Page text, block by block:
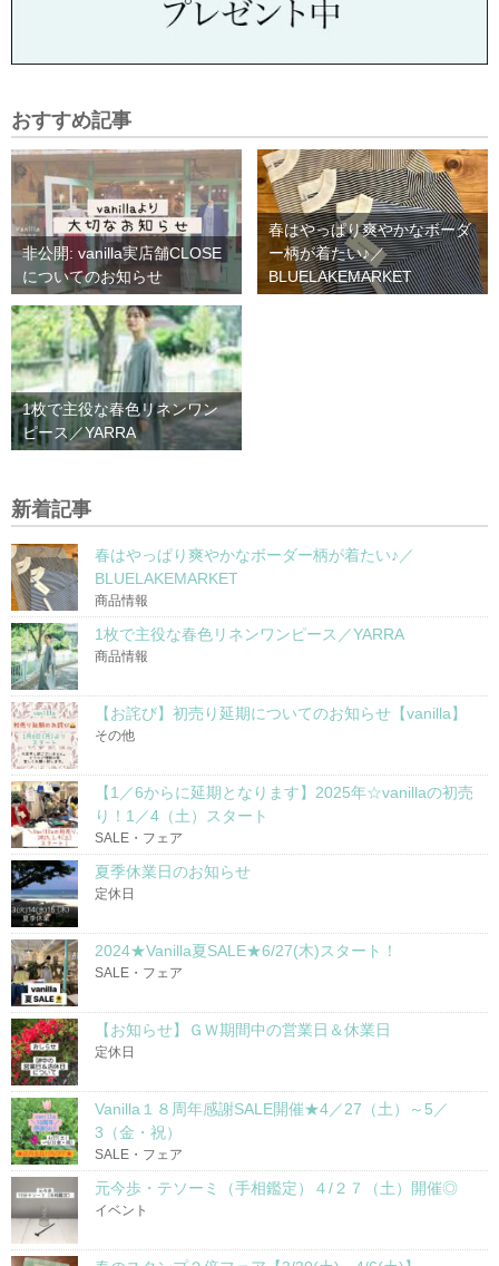
おすすめ記事
非公開: vanilla実店舗CLOSE
についてのお知らせ
春はやっぱり爽やかなボーダ
ー柄が着たい♪／
BLUELAKEMARKET
1枚で主役な春色リネンワン
ピース／YARRA
新着記事
春はやっぱり爽やかなボーダー柄が着たい♪／
BLUELAKEMARKET
商品情報
1枚で主役な春色リネンワンピース／YARRA
商品情報
【お詫び】初売り延期についてのお知らせ【vanilla】
その他
【1／6からに延期となります】2025年☆vanillaの初売
り！1／4（土）スタート
SALE・フェア
夏季休業日のお知らせ
定休日
2024★Vanilla夏SALE★6/27(木)スタート！
SALE・フェア
【お知らせ】ＧＷ期間中の営業日＆休業日
定休日
Vanilla１８周年感謝SALE開催★4／27（土）～5／
3（金・祝）
SALE・フェア
元今歩・テソーミ（手相鑑定）４/２７（土）開催◎
イベント